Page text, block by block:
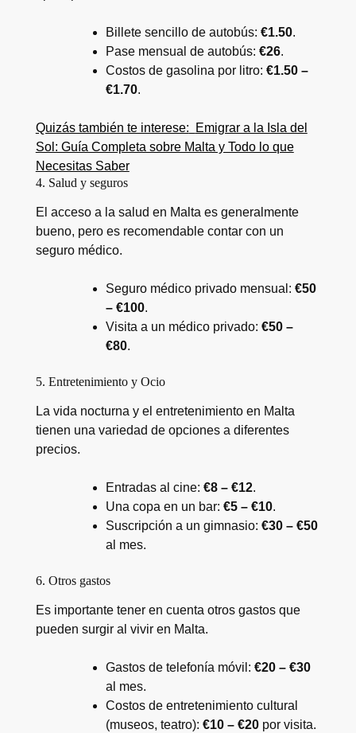
Billete sencillo de autobús: €1.50.
Pase mensual de autobús: €26.
Costos de gasolina por litro: €1.50 –
€1.70.
Quizás también te interese:
Emigrar a la Isla del
Sol: Guía Completa sobre Malta y Todo lo que
Necesitas Saber
4. Salud y seguros
El acceso a la salud en Malta es generalmente
bueno, pero es recomendable contar con un
seguro médico.
Seguro médico privado mensual: €50
– €100.
Visita a un médico privado: €50 –
€80.
5. Entretenimiento y Ocio
La vida nocturna y el entretenimiento en Malta
tienen una variedad de opciones a diferentes
precios.
Entradas al cine: €8 – €12.
Una copa en un bar: €5 – €10.
Suscripción a un gimnasio: €30 – €50
al mes.
6. Otros gastos
Es importante tener en cuenta otros gastos que
pueden surgir al vivir en Malta.
Gastos de telefonía móvil: €20 – €30
al mes.
Costos de entretenimiento cultural
(museos, teatro): €10 – €20por visita.